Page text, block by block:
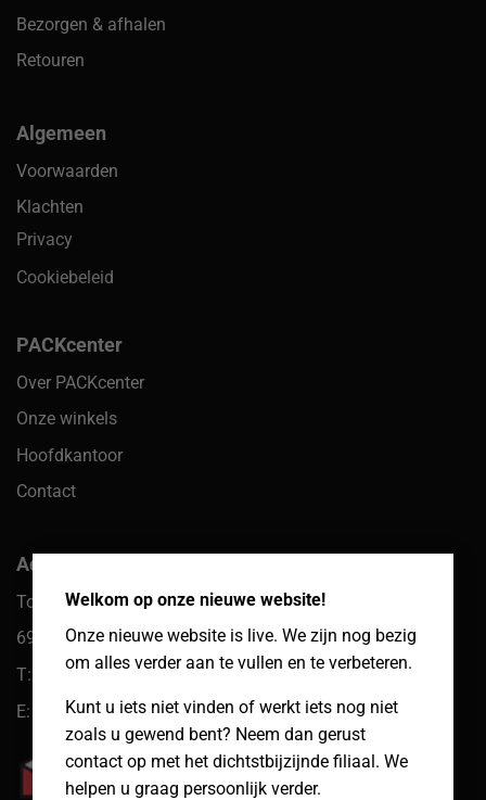
Welkom op onze nieuwe website!
Onze nieuwe website is live. We zijn nog bezig
om alles verder aan te vullen en te verbeteren.
Kunt u iets niet vinden of werkt iets nog niet
zoals u gewend bent? Neem dan gerust
contact op met het dichtstbijzijnde filiaal. We
helpen u graag persoonlijk verder.
Bezorgen & afhalen
Retouren
Algemeen
Voorwaarden
Klachten
Privacy
Cookiebeleid
PACKcenter
Over PACKcenter
Onze winkels
Hoofdkantoor
Contact
Adres hoofdkantoor
Toekomst 10
6921 PW Duiven
T: 085 066 61 39
E: klantenservice@packcenter.nl